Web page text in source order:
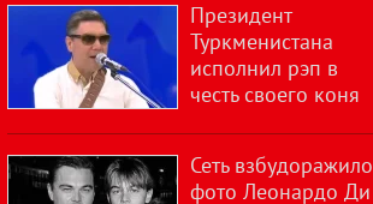
Президент
Туркменистана
исполнил рэп в
честь своего коня
Сеть взбудоражило
фото Леонардо Ди